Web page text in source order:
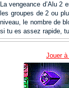
La vengeance d’Alu 2
les groupes de 2 ou
niveau, le nombre de
si tu es assez rapide,
Jouer à